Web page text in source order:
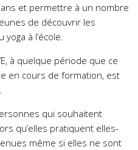
et permettre à un nombre
de découvrir les
à l’école.
à quelque période que ce
en cours de formation, est
qui souhaitent
qu’elles pratiquent elles-
même si elles ne sont